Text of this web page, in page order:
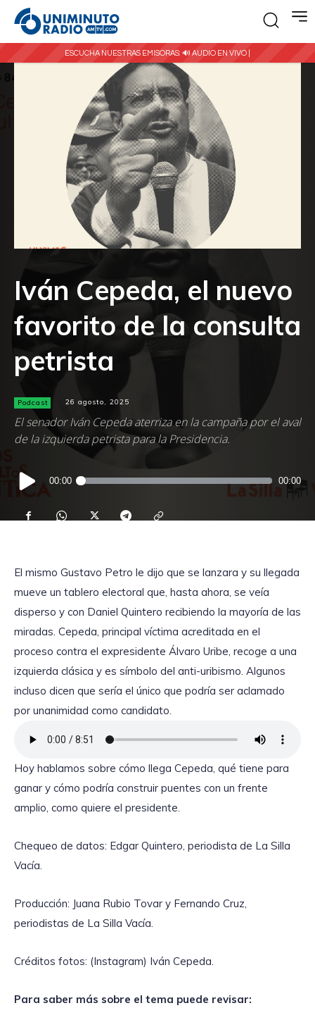
ESCUCHA NUESTRAS EMISORAS: 🔊 AUDIO EN VIVO |
Iván Cepeda, el nuevo
favorito de la consulta
petrista
Podcast 26 agosto, 2025
El senador Iván Cepeda aterriza en la campaña por el aval
de la izquierda petrista para la Presidencia.
Reproductor
de
00:00 00:00
El mismo Gustavo Petro le dijo que se lanzara y su llegada
mueve un tablero electoral que, hasta ahora, se veía
disperso y con Daniel Quintero recibiendo la mayoría de las
miradas. Cepeda, principal víctima acreditada en el
proceso contra el expresidente Álvaro Uribe, recoge a una
izquierda clásica y es símbolo del anti-uribismo. Algunos
incluso dicen que sería el único que podría ser aclamado
por unanimidad como candidato.
Hoy hablamos sobre cómo llega Cepeda, qué tiene para
ganar y cómo podría construir puentes con un frente
amplio, como quiere el presidente.
Chequeo de datos: Edgar Quintero, periodista de La Silla
Vacía.
Producción: Juana Rubio Tovar y Fernando Cruz,
periodistas de La Silla Vacía.
Créditos fotos: (Instagram) Iván Cepeda.
Para saber más sobre el tema puede revisar: